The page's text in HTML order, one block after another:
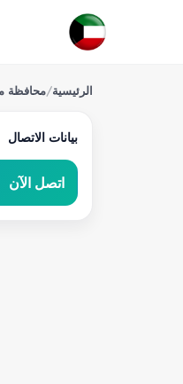
الرئيسية/محافظة
بيانات الاتصال
اتصل الآن